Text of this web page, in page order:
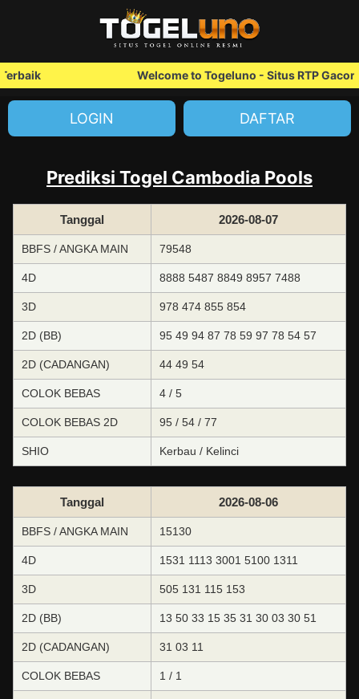
Welcome to Togeluno - Situs RTP Gacor
LOGIN DAFTAR
Prediksi Togel Cambodia Pools
Tanggal 2026-08-07
BBFS / ANGKA MAIN 79548
4D 8888 5487 8849 8957 7488
3D 978 474 855 854
2D (BB) 95 49 94 87 78 59 97 78 54 57
2D (CADANGAN) 44 49 54
COLOK BEBAS 4 / 5
COLOK BEBAS 2D 95 / 54 / 77
SHIO Kerbau / Kelinci
Tanggal 2026-08-06
BBFS / ANGKA MAIN 15130
4D 1531 1113 3001 5100 1311
3D 505 131 115 153
2D (BB) 13 50 33 15 35 31 30 03 30 51
2D (CADANGAN) 31 03 11
COLOK BEBAS 1 / 1